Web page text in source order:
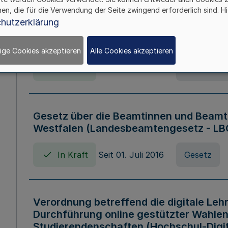
Verordnung über die
Nordrhein-Westfalen
Gesetz über die Beamtinnen und
Westfalen (Landesbeamtengesetz -
In Kraft Seit 01. Juli 2016 Gesetz
Verordnung betreffend die digitale
Durchführung online gestützter
die für die Verwendung der Seite zwingend erforderlich sind.
Cookies akzeptieren Alle Cookies akzeptieren